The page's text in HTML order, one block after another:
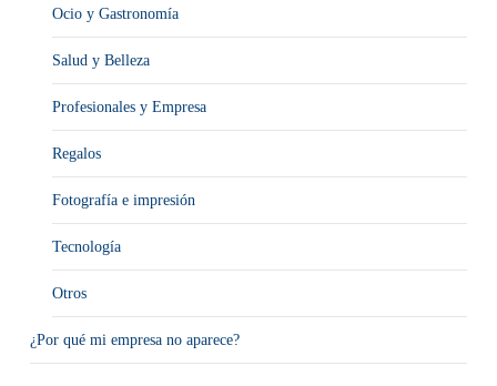
Ocio y Gastronomía
Salud y Belleza
Profesionales y Empresa
Regalos
Fotografía e impresión
Tecnología
Otros
¿Por qué mi empresa no aparece?